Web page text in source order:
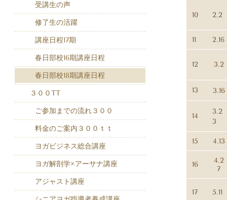
10 2.2
11 2.16
12 3.2
13 3.16
14
3.2
3
15 4.13
16
4.2
7
17 5.11
受講生の声
修了生の活躍
講座日程17期
春日部校16期講座日程
春日部校18期講座日程
３００TT
ご参加までの流れ３００
料金のご案内３００ｔｔ
ヨガビジネス総合講座
ヨガ解剖学×アーサナ講座
アジャスト講座